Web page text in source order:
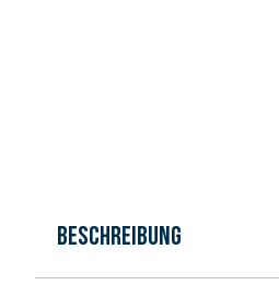
Beschreibung